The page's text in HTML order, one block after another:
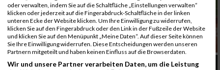
oder verwalten, indem Sie auf die Schaltfläche „Einstellungen verwalten“
klicken oder jederzeit auf die Fingerabdruck-Schaltfläche in der linken
unteren Ecke der Website klicken. Um Ihre Einwilligung zu widerrufen,
klicken Sie auf den Fingerabdruck oder den Link in der Fußzeile der Website
und klicken Sie auf den Menüpunkt „Meine Daten“. Auf dieser Seite können
Sie Ihre Einwilligung widerrufen. Diese Entscheidungen werden unseren
Partnern mitgeteilt und haben keinen Einfluss auf die Browserdaten.
Wir und unsere Partner verarbeiten Daten, um die Leistung